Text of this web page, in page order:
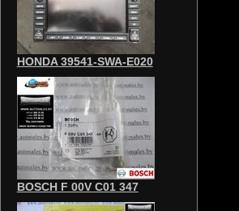
HONDA 39541-SWA-E020
BOSCH F 00V C01 347